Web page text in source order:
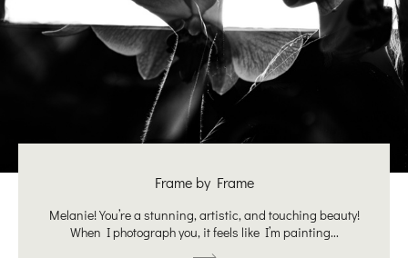
Frame by Frame
Melanie! You’re a stunning, artistic, and touching beauty!
When I photograph you, it feels like I’m painting...